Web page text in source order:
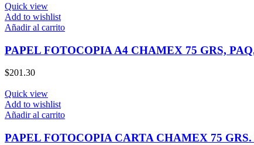
Quick view
Add to wishlist
Añadir al carrito
PAPEL FOTOCOPIA A4 CHAMEX 75 GRS,
$201.30
Quick view
Add to wishlist
Añadir al carrito
PAPEL FOTOCOPIA CARTA CHAMEX 75